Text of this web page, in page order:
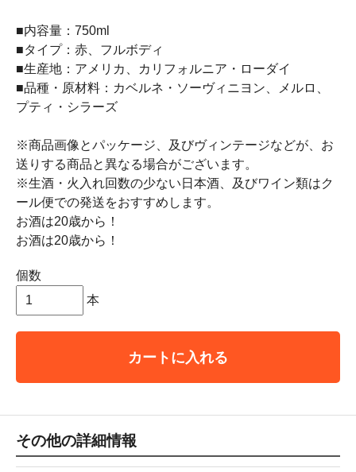
■内容量：750ml
■タイプ：赤、フルボディ
■生産地：アメリカ、カリフォルニア・ローダイ
■品種・原材料：カベルネ・ソーヴィニヨン、メルロ、
プティ・シラーズ
※商品画像とパッケージ、及びヴィンテージなどが、お
送りする商品と異なる場合がございます。
※生酒・火入れ回数の少ない日本酒、及びワイン類はク
ール便での発送をおすすめします。
お酒は20歳から！
お酒は20歳から！
個数
本
カートに入れる
その他の詳細情報